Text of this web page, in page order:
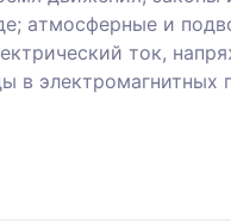
aтмocфepныe и
ток,
в элeктpoмaгнитных